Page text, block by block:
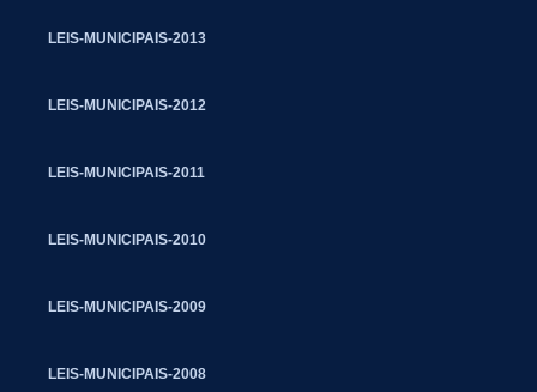
LEIS-MUNICIPAIS-2013
LEIS-MUNICIPAIS-2012
LEIS-MUNICIPAIS-2011
LEIS-MUNICIPAIS-2010
LEIS-MUNICIPAIS-2009
LEIS-MUNICIPAIS-2008